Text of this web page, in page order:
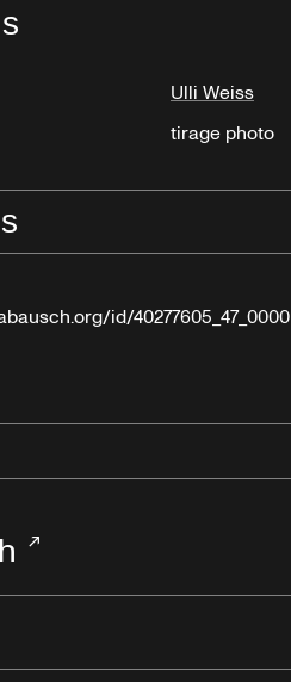
Ulli Weiss
tirage photo
id/40277605_47_0000